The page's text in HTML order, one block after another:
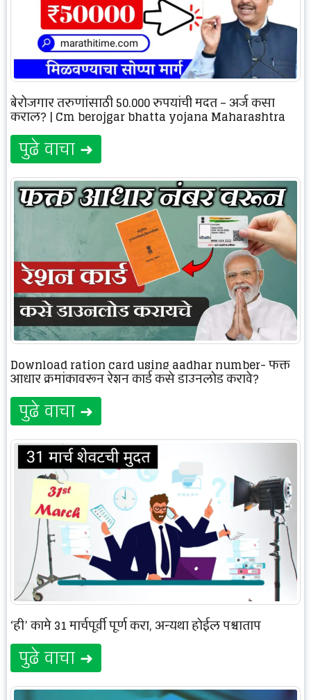
बेरोजगार तरुणांसाठी 50,000 रुपयांची मदत – अर्ज कसा
कराल? | Cm berojgar bhatta yojana Maharashtra
पुढे वाचा ➜
Download ration card using aadhar number- फक्त
आधार क्रमांकावरून रेशन कार्ड कसे डाउनलोड करावे?
पुढे वाचा ➜
‘ही’ कामे 31 मार्चपूर्वी पूर्ण करा, अन्यथा होईल पश्चाताप
पुढे वाचा ➜